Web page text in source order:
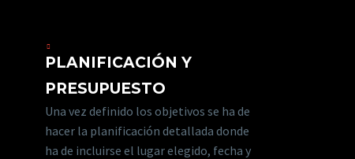
PLANIFICACIÓN Y
PRESUPUESTO
Una vez definido los objetivos se ha de
hacer la planificación detallada donde
ha de incluirse el lugar elegido, fecha y